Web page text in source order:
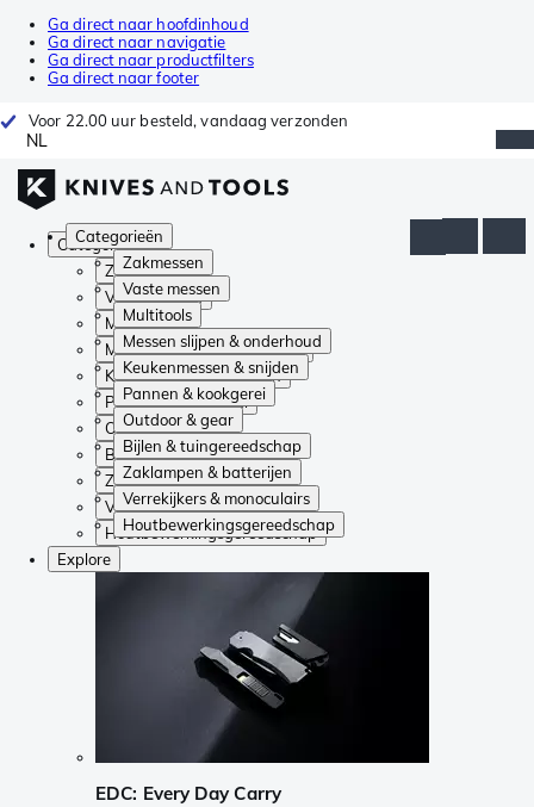
Ga direct naar hoofdinhoud
Ga direct naar navigatie
Ga direct naar productfilters
Ga direct naar footer
Voor 22.00 uur besteld, vandaag verzonden
NL
Categorieën
Zakmessen
Vaste messen
Multitools
Messen slijpen & onderhoud
Keukenmessen & snijden
Pannen & kookgerei
Outdoor & gear
Bijlen & tuingereedschap
Zaklampen & batterijen
Verrekijkers & monoculairs
Houtbewerkingsgereedschap
Categorieën
Zakmessen
Vaste messen
Multitools
Messen slijpen & onderhoud
Keukenmessen & snijden
Pannen & kookgerei
Outdoor & gear
Bijlen & tuingereedschap
Zaklampen & batterijen
Verrekijkers & monoculairs
Houtbewerkingsgereedschap
Explore
EDC: Every Day Carry